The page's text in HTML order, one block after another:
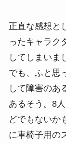
正直な感想と
ったキャラク
してしまいま
でも、ふと思
して障害のあ
あるそう。8
どでもないか
に車椅子用の